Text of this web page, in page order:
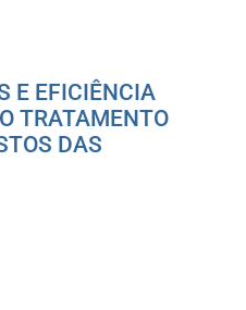
E EFICIÊNCIA
TRATAMENTO
DAS